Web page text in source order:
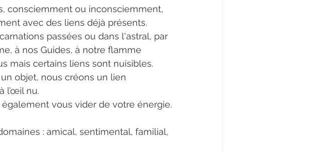
consciemment ou inconsciemment,
avec des liens déjà présents.
passées ou dans l'astral, par
à nos Guides, à notre flamme
mais certains liens sont nuisibles.
objet, nous créons un lien
l’œil nu.
vous vider de votre énergie.
: amical, sentimental, familial,